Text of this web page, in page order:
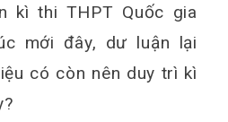
kì thi THPT Quốc gia
mới đây, dư luận lại
có còn nên duy trì kì